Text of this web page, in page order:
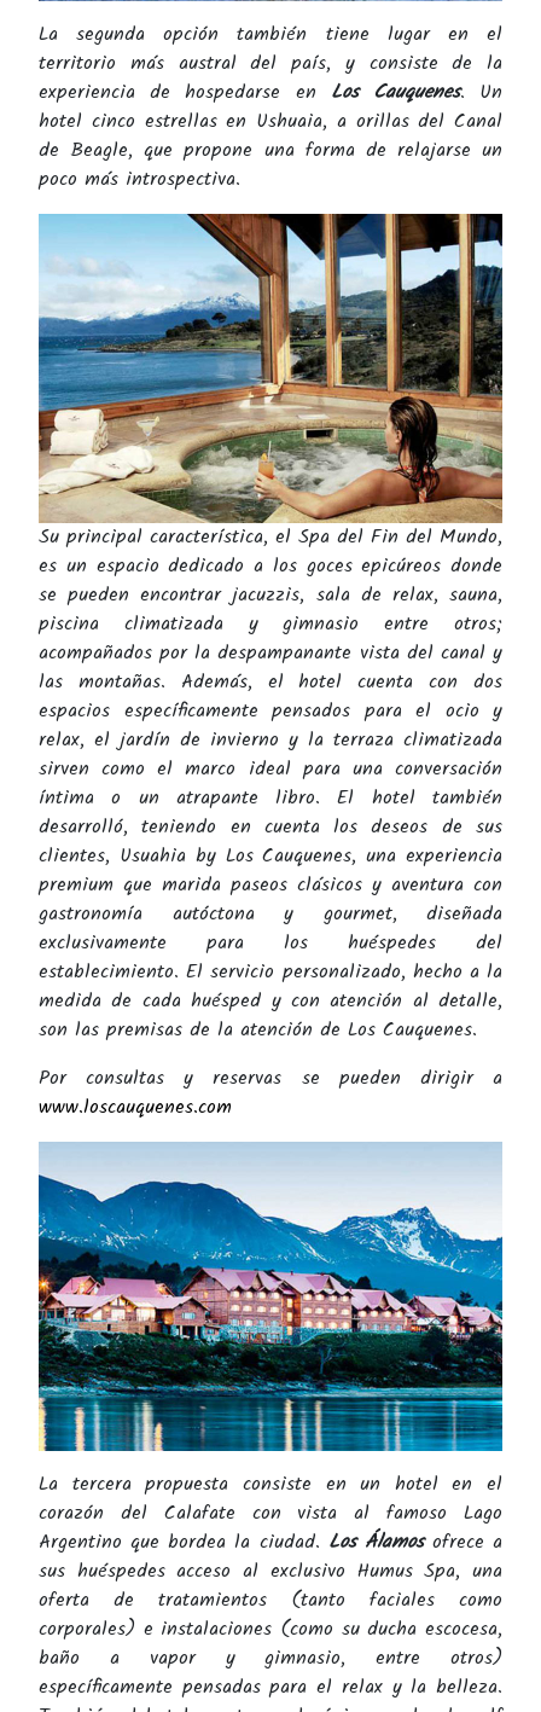
La segunda opción también tiene lugar en el
territorio más austral del país, y consiste de la
experiencia de hospedarse en Los Cauquenes. Un
hotel cinco estrellas en Ushuaia, a orillas del Canal
de Beagle, que propone una forma de relajarse un
poco más introspectiva.
Su principal característica, el Spa del Fin del Mundo,
es un espacio dedicado a los goces epicúreos donde
se pueden encontrar jacuzzis, sala de relax, sauna,
piscina climatizada y gimnasio entre otros;
acompañados por la despampanante vista del canal y
las montañas. Además, el hotel cuenta con dos
espacios específicamente pensados para el ocio y
relax, el jardín de invierno y la terraza climatizada
sirven como el marco ideal para una conversación
íntima o un atrapante libro. El hotel también
desarrolló, teniendo en cuenta los deseos de sus
clientes, Usuahia by Los Cauquenes, una experiencia
premium que marida paseos clásicos y aventura con
gastronomía autóctona y gourmet, diseñada
exclusivamente para los huéspedes del
establecimiento. El servicio personalizado, hecho a la
medida de cada huésped y con atención al detalle,
son las premisas de la atención de Los Cauquenes.
Por consultas y reservas se pueden dirigir a
www.loscauquenes.com
La tercera propuesta consiste en un hotel en el
corazón del Calafate con vista al famoso Lago
Argentino que bordea la ciudad. Los Álamosofrece a
sus huéspedes acceso al exclusivo Humus Spa, una
oferta de tratamientos (tanto faciales como
corporales) e instalaciones (como su ducha escocesa,
baño a vapor y gimnasio, entre otros)
específicamente pensadas para el relax y la belleza.